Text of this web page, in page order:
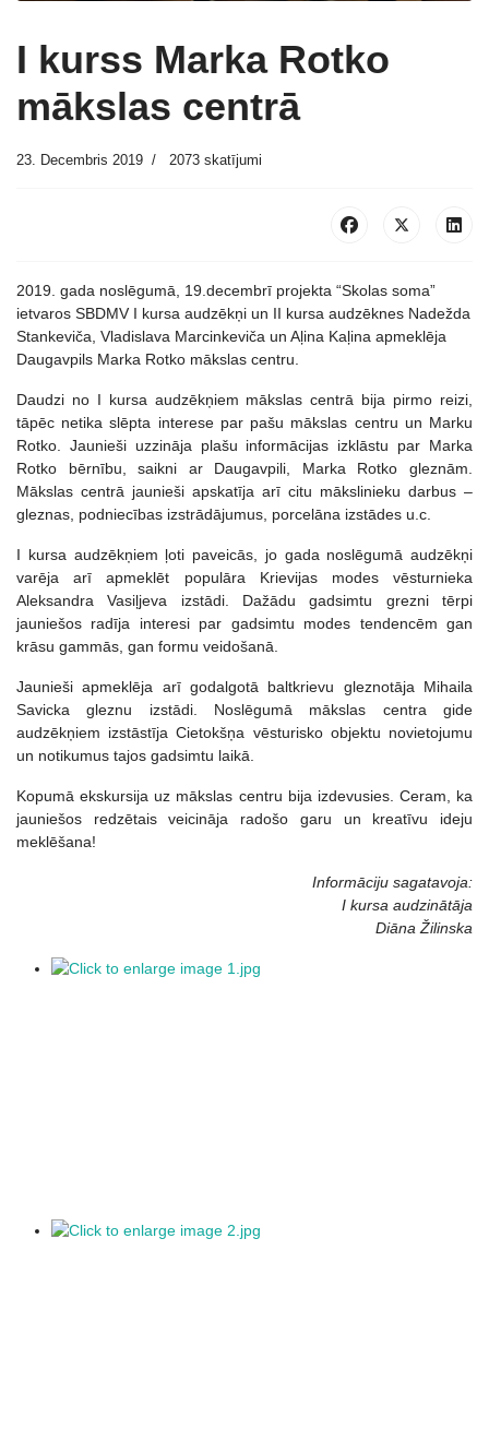
I kurss Marka Rotko
mākslas centrā
23. Decembris 2019 2073 skatījumi
2019. gada noslēgumā, 19.decembrī projekta “Skolas soma”
ietvaros SBDMV I kursa audzēkņi un II kursa audzēknes Nadežda
Stankeviča, Vladislava Marcinkeviča un Aļina Kaļina apmeklēja
Daugavpils Marka Rotko mākslas centru.
Daudzi no I kursa audzēkņiem mākslas centrā bija pirmo reizi,
tāpēc netika slēpta interese par pašu mākslas centru un Marku
Rotko. Jaunieši uzzināja plašu informācijas izklāstu par Marka
Rotko bērnību, saikni ar Daugavpili, Marka Rotko gleznām.
Mākslas centrā jaunieši apskatīja arī citu mākslinieku darbus –
gleznas, podniecības izstrādājumus, porcelāna izstādes u.c.
I kursa audzēkņiem ļoti paveicās, jo gada noslēgumā audzēkņi
varēja arī apmeklēt populāra Krievijas modes vēsturnieka
Aleksandra Vasiļjeva izstādi. Dažādu gadsimtu grezni tērpi
jauniešos radīja interesi par gadsimtu modes tendencēm gan
krāsu gammās, gan formu veidošanā.
Jaunieši apmeklēja arī godalgotā baltkrievu gleznotāja Mihaila
Savicka gleznu izstādi. Noslēgumā mākslas centra gide
audzēkņiem izstāstīja Cietokšņa vēsturisko objektu novietojumu
un notikumus tajos gadsimtu laikā.
Kopumā ekskursija uz mākslas centru bija izdevusies. Ceram, ka
jauniešos redzētais veicināja radošo garu un kreatīvu ideju
meklēšana!
Informāciju sagatavoja:
I kursa audzinātāja
Diāna Žilinska